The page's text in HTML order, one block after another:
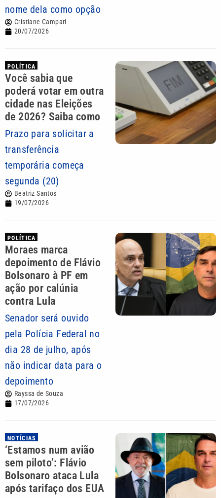
nome dela como opção
Cristiane Campari
20/07/2026
POLÍTICA
Você sabia que
poderá votar em outra
cidade nas Eleições
de 2026? Saiba como
Prazo para solicitar a
transferência
temporária começa
segunda (20)
Beatriz Santos
19/07/2026
POLÍTICA
Moraes marca
depoimento de Flávio
Bolsonaro à PF em
ação por calúnia
contra Lula
Senador será ouvido
pela Polícia Federal no
dia 28 de julho, após
não indicar data para o
depoimento
Rayssa de Souza
17/07/2026
NOTÍCIAS
‘Estamos num avião
sem piloto’: Flávio
Bolsonaro ataca Lula
após tarifaço dos EUA